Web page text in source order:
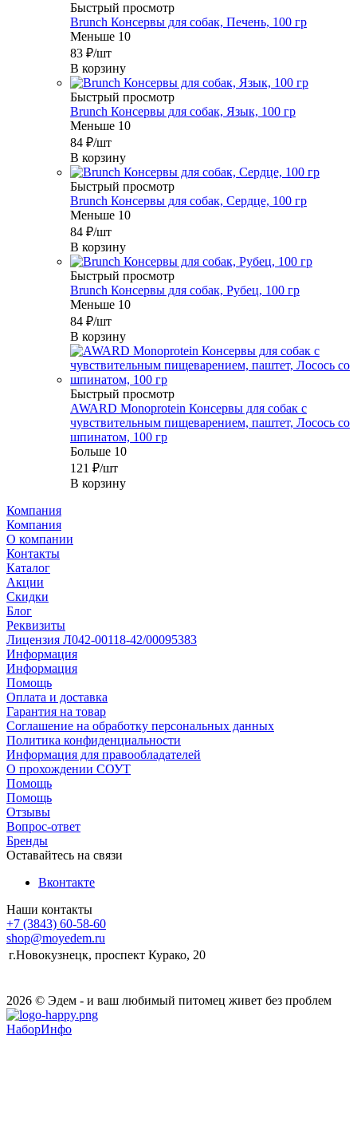
Быстрый просмотр
Brunch Консервы для собак, Печень, 100 гр
Меньше 10
83 ₽/шт
В корзину
Быстрый просмотр
Brunch Консервы для собак, Язык, 100 гр
Меньше 10
84 ₽/шт
В корзину
Быстрый просмотр
Brunch Консервы для собак, Сердце, 100 гр
Меньше 10
84 ₽/шт
В корзину
Быстрый просмотр
Brunch Консервы для собак, Рубец, 100 гр
Меньше 10
84 ₽/шт
В корзину
Быстрый просмотр
AWARD Monoprotein Консервы для собак с
чувствительным пищеварением, паштет, Лосось со
шпинатом, 100 гр
Больше 10
121 ₽/шт
В корзину
Компания
Компания
О компании
Контакты
Каталог
Акции
Скидки
Блог
Реквизиты
Лицензия Л042-00118-42/00095383
Информация
Информация
Помощь
Оплата и доставка
Гарантия на товар
Соглашение на обработку персональных данных
Политика конфиденциальности
Информация для правообладателей
О прохождении СОУТ
Помощь
Помощь
Отзывы
Вопрос-ответ
Бренды
Оставайтесь на связи
Вконтакте
Наши контакты
+7 (3843) 60-58-60
shop@moyedem.ru
г.Новокузнецк, проспект Курако, 20
2026 © Эдем - и ваш любимый питомец живет без проблем
НаборИнфо